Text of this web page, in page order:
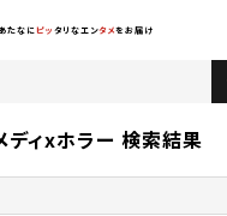
あたなに ピッ タリなエンタメをお届け
ディxホラー 検索結果